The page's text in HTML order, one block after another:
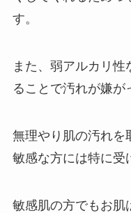
す。
また、弱アルカリ
ることで汚れが嫌が
無理やり肌の汚れを
敏感な方には特に受
敏感肌の方でもお肌